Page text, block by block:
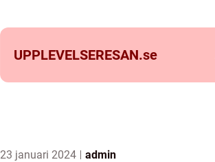
UPPLEVELSERESAN.se
23 januari 2024 admin